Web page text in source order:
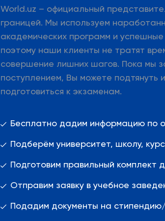
World.uz – официальный
границей. Мы используем
академических программ и успешные
поэтому наши клиенты не тратят
совершение лишних шагов. Пока мы
поступлением, Вы можете подтянуть
подготовиться к экзаменам.
Бесплатно дадим информацию по
Подберём университет, школу,
Подготовим правильный комплект
Отправим заявку в учебное
Подадим документы на